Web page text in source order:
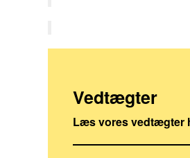
Vedtægter
Læs vores vedtægter